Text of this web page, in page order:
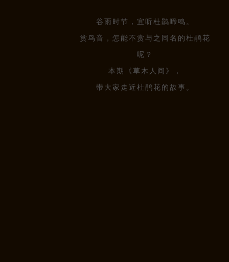
谷雨时节，宜听杜鹃啼鸣。
赏鸟音，怎能不赏与之同名的杜鹃花
呢？
本期《草木人间》，
带大家走近杜鹃花的故事。